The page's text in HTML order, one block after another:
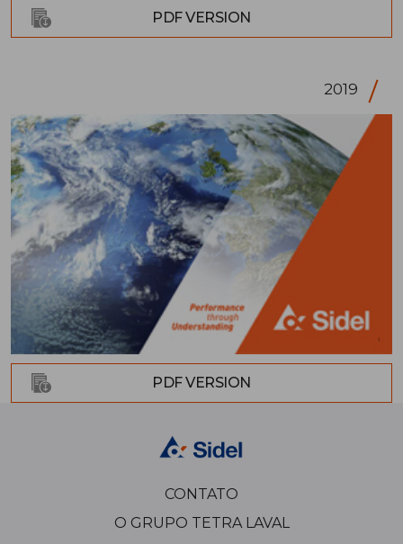
PDF VERSION
2019
PDF VERSION
CONTATO
O GRUPO TETRA LAVAL